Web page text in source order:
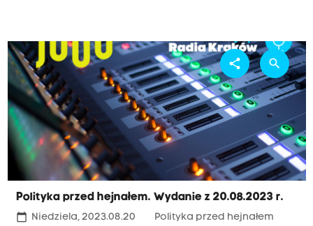
Polityka przed hejnałem. Wydanie z 20.08.2023 r.
calendar_today Niedziela, 2023.08.20 Polityka przed hejnałem
share search